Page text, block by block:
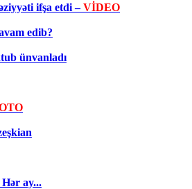
ifşa etdi –VİDEO
edib?
ünvanladı
ay...